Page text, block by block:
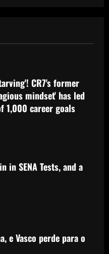
CR7's former
mindset' has led
1,000 career goals
in SENA Tests, and a
e Vasco perde para o